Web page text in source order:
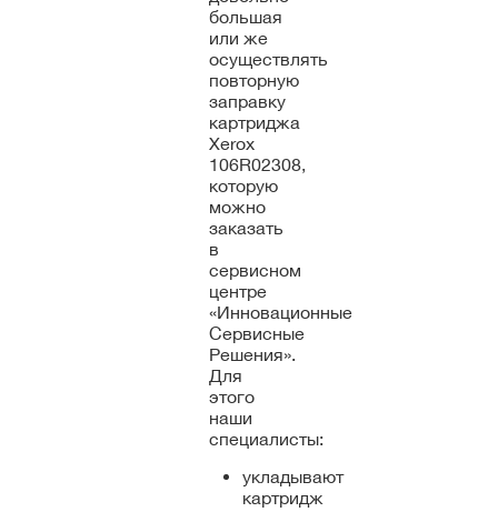
большая
или же
осуществлять
повторную
заправку
картриджа
Xerox
106R02308,
которую
можно
заказать
в
сервисном
центре
«Инновационные
Сервисные
Решения».
Для
этого
наши
специалисты:
укладывают
картридж